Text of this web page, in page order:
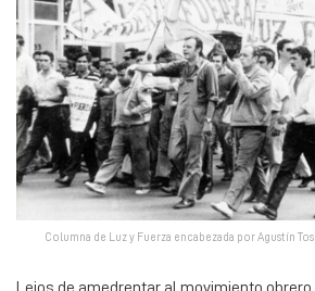
Columna de Luz y Fuerza encabezada por Agustín